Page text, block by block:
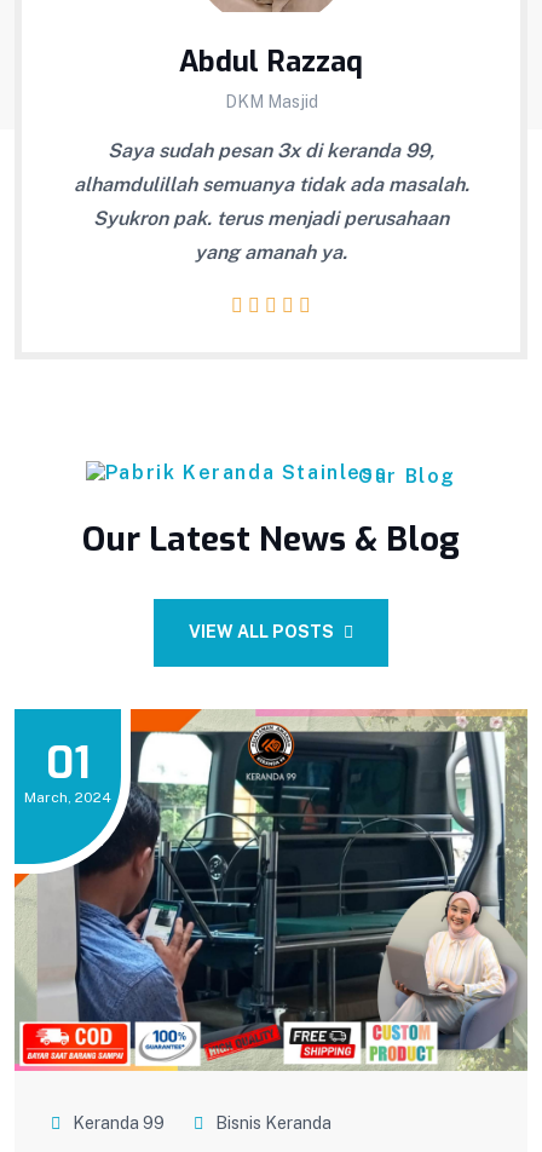
Abdul Razzaq
DKM Masjid
Saya sudah pesan 3x di keranda 99,
alhamdulillah semuanya tidak ada masalah.
Syukron pak. terus menjadi perusahaan
yang amanah ya.
Our Blog
Our Latest News & Blog
VIEW ALL POSTS
01
March, 2024
Keranda 99 Bisnis Keranda